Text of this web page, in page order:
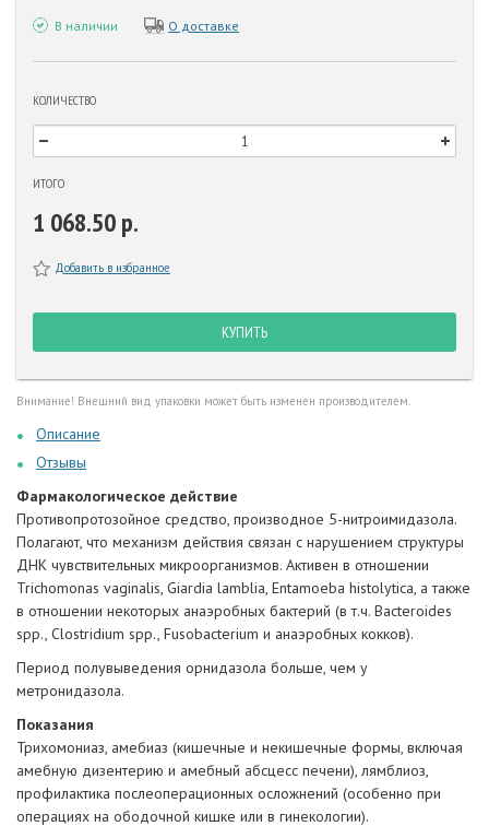
В наличии О доставке
КОЛИЧЕСТВО
ИТОГО
1 068.50 р.
Добавить в избранное
КУПИТЬ
Внимание! Внешний вид упаковки может быть изменен производителем.
Описание
Отзывы
Фармакологическое действие
Противопротозойное средство, производное 5-нитроимидазола.
Полагают, что механизм действия связан с нарушением структуры
ДНК чувствительных микроорганизмов. Активен в отношении
Trichomonas vaginalis, Giardia lamblia, Entamoeba histolytica, а также
в отношении некоторых анаэробных бактерий (в т.ч. Bacteroides
spp., Clostridium spp., Fusobacterium и анаэробных кокков).
Период полувыведения орнидазола больше, чем у
метронидазола.
Показания
Трихомониаз, амебиаз (кишечные и некишечные формы, включая
амебную дизентерию и амебный абсцесс печени), лямблиоз,
профилактика послеоперационных осложнений (особенно при
операциях на ободочной кишке или в гинекологии).